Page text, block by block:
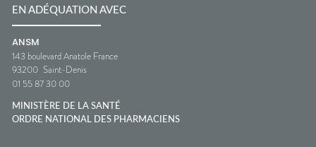
EN ADÉQUATION AVEC
ANSM
143 boulevard Anatole France
93200 Saint-Denis
01 55 87 30 00
MINISTÈRE DE LA SANTÉ
ORDRE NATIONAL DES PHARMACIENS